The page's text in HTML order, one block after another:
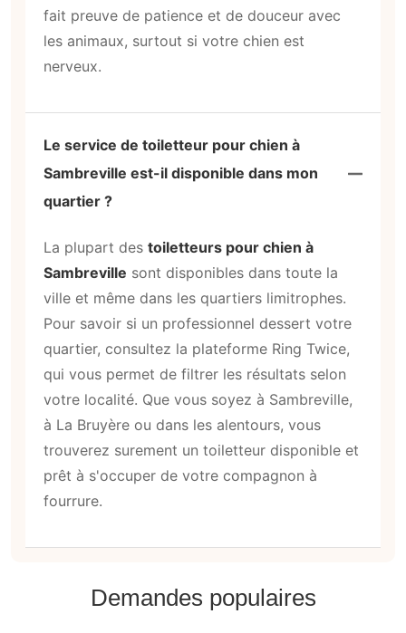
fait preuve de patience et de douceur avec
les animaux, surtout si votre chien est
nerveux.
Le service de toiletteur pour chien à
Sambreville est-il disponible dans mon
quartier ?
La plupart des toiletteurs pour chien à
Sambreville sont disponibles dans toute la
ville et même dans les quartiers limitrophes.
Pour savoir si un professionnel dessert votre
quartier, consultez la plateforme Ring Twice,
qui vous permet de filtrer les résultats selon
votre localité. Que vous soyez à Sambreville,
à La Bruyère ou dans les alentours, vous
trouverez surement un toiletteur disponible et
prêt à s'occuper de votre compagnon à
fourrure.
Demandes populaires